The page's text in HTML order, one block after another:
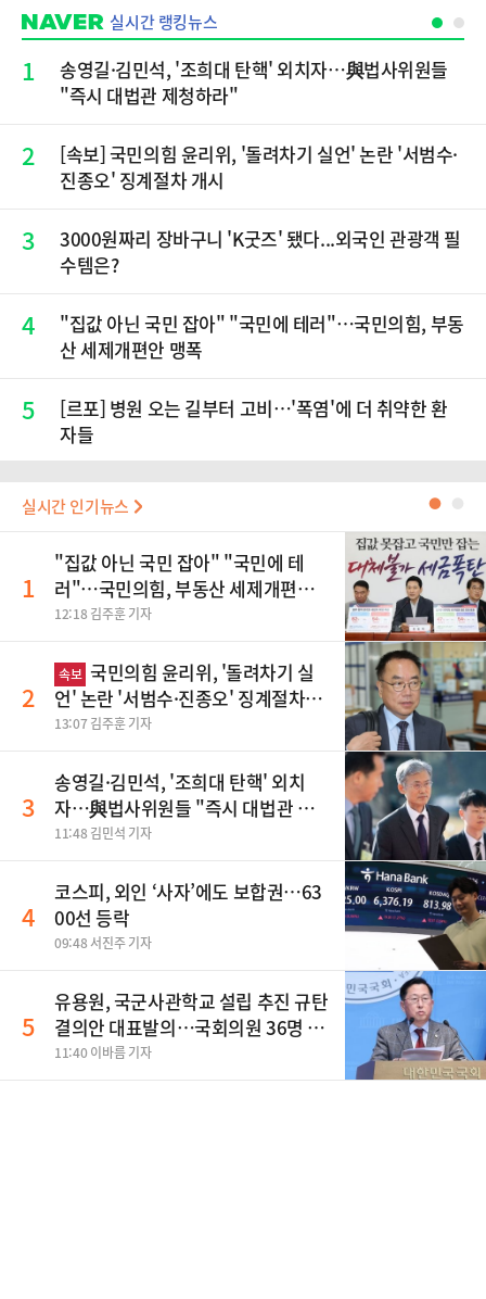
실시간 랭킹뉴스
1
송영길·김민석, '조희대 탄핵' 외치자…與법사위원들
"즉시 대법관 제청하라"
2
[속보] 국민의힘 윤리위, '돌려차기 실언' 논란 '서범수·
진종오' 징계절차 개시
3
3000원짜리 장바구니 'K굿즈' 됐다...외국인 관광객 필
수템은?
4
"집값 아닌 국민 잡아" "국민에 테러"…국민의힘, 부동
산 세제개편안 맹폭
5
[르포] 병원 오는 길부터 고비…'폭염'에 더 취약한 환
자들
실시간 인기뉴스 ●
1
"집값 아닌 국민 잡아" "국민에 테
러"…국민의힘, 부동산 세제개편안
맹폭
12:18 김주훈 기자
2
속보 국민의힘 윤리위, '돌려차기 실
언' 논란 '서범수·진종오' 징계절차
개시
13:07 김주훈 기자
3
송영길·김민석, '조희대 탄핵' 외치
자…與법사위원들 "즉시 대법관 제
청하라"
11:48 김민석 기자
4
코스피, 외인 ‘사자’에도 보합권…63
00선 등락
09:48 서진주 기자
5
유용원, 국군사관학교 설립 추진 규탄
결의안 대표발의…국회의원 36명 동
참
11:40 이바름 기자